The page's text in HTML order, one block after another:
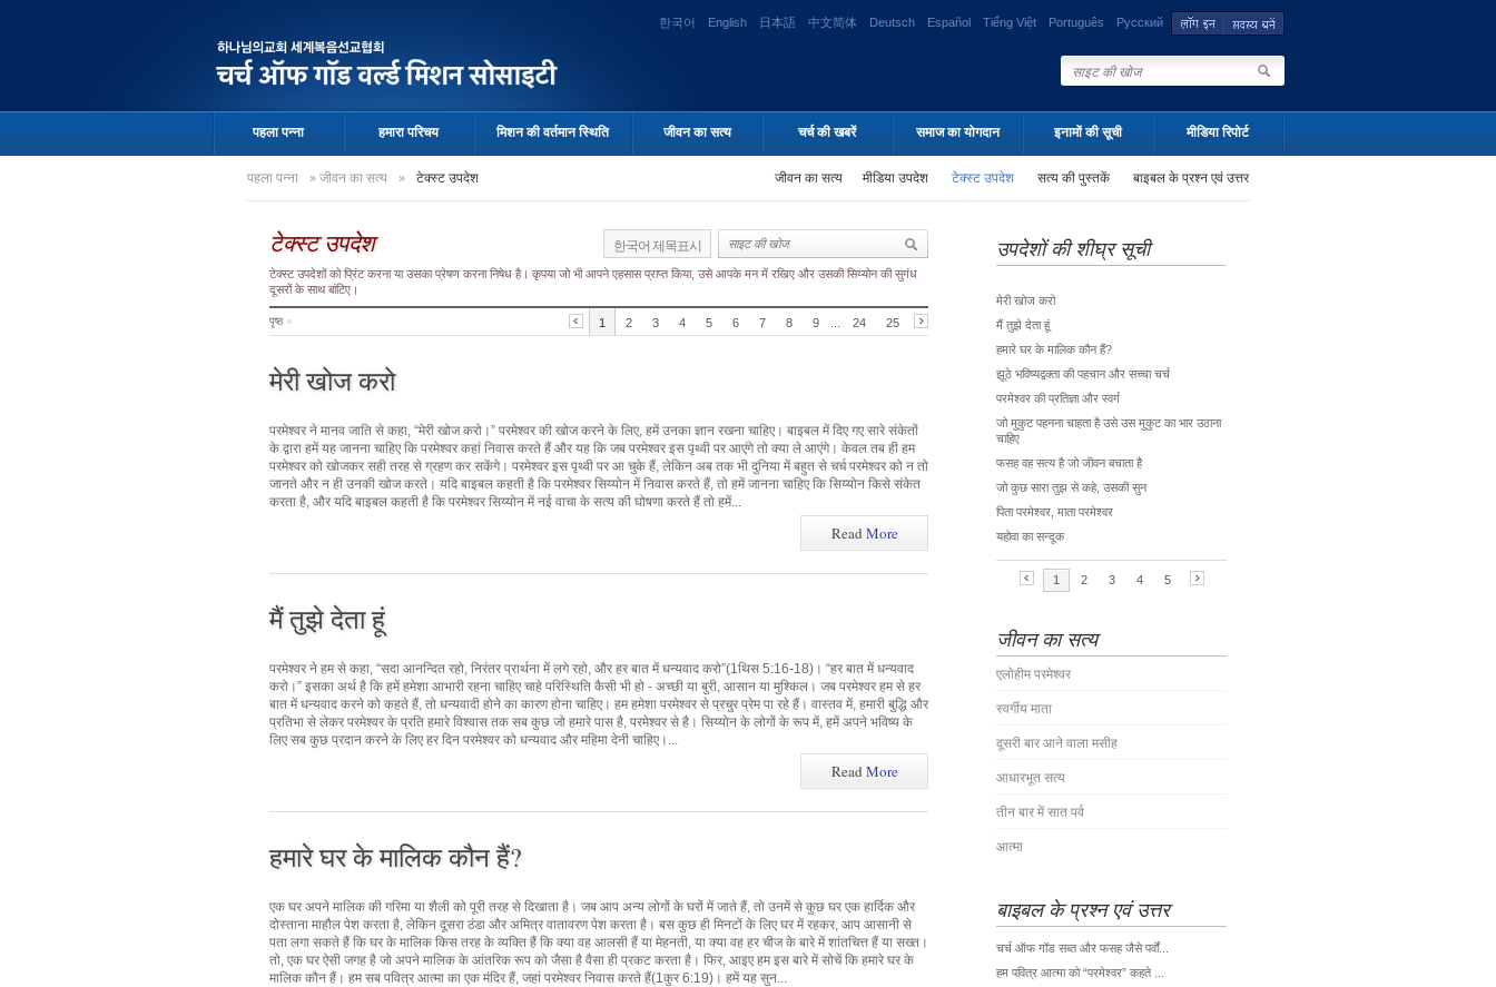
한국어 English 日本語 中文简体 Deutsch Español Tiếng Việt Português Русский
पहला पन्ना हमारा परिचय मिशन की वर्तमान स्थिति जीवन का सत्य चर्च की खबरें समाज का योगदान इनामों की सूची मीडिया रिपोर्ट
पहला पन्ना »जीवन का सत्य » टेक्स्ट उपदेश जीवन का सत्य मीडिया उपदेश टेक्स्ट उपदेश सत्य की पुस्तकें बाइबल के प्रश्न एवं उत्तर
टेक्स्ट उपदेश 한국어 제목표시
टेक्स्ट उपदेशों को प्रिंट करना या उसका प्रेषण करना निषेध है। कृपया जो भी आपने एहसास प्राप्त किया, उसे आपके मन में रखिए और उसकी सिय्योन की सुगंध
दूसरों के साथ बांटिए।
पृष्ठ » 1 2 3 4 5 6 7 8 9 24 25
मेरी खोज करो
परमेश्वर ने मानव जाति से कहा, “मेरी खोज करो।” परमेश्वर की खोज करने के लिए, हमें उनका ज्ञान रखना चाहिए। बाइबल में दिए गए सारे संकेतों
के द्वारा हमें यह जानना चाहिए कि परमेश्वर कहां निवास करते हैं और यह कि जब परमेश्वर इस पृथ्वी पर आएंगे तो क्या ले आएंगे। केवल तब ही हम
परमेश्वर को खोजकर सही तरह से ग्रहण कर सकेंगे। परमेश्वर इस पृथ्वी पर आ चुके हैं, लेकिन अब तक भी दुनिया में बहुत से चर्च परमेश्वर को न तो
जानते और न ही उनकी खोज करते। यदि बाइबल कहती है कि परमेश्वर सिय्योन में निवास करते हैं, तो हमें जानना चाहिए कि सिय्योन किसे संकेत
करता है, और यदि बाइबल कहती है कि परमेश्वर सिय्योन में नई वाचा के सत्य की घोषणा करते हैं तो हमें...
ReadMore
मैं तुझे देता हूं
परमेश्वर ने हम से कहा, “सदा आनन्दित रहो, निरंतर प्रार्थना में लगे रहो, और हर बात में धन्यवाद करो”(1थिस 5:16-18)। “हर बात में धन्यवाद
करो।” इसका अर्थ है कि हमें हमेशा आभारी रहना चाहिए चाहे परिस्थिति कैसी भी हो - अच्छी या बुरी, आसान या मुश्किल। जब परमेश्वर हम से हर
बात में धन्यवाद करने को कहते हैं, तो धन्यवादी होने का कारण होना चाहिए। हम हमेशा परमेश्वर से प्रचुर प्रेम पा रहे हैं। वास्तव में, हमारी बुद्धि और
प्रतिभा से लेकर परमेश्वर के प्रति हमारे विश्वास तक सब कुछ जो हमारे पास है, परमेश्वर से है। सिय्योन के लोगों के रूप में, हमें अपने भविष्य के
लिए सब कुछ प्रदान करने के लिए हर दिन परमेश्वर को धन्यवाद और महिमा देनी चाहिए।...
ReadMore
हमारे घर के मालिक कौन हैं?
एक घर अपने मालिक की गरिमा या शैली को पूरी तरह से दिखाता है। जब आप अन्य लोगों के घरों में जाते हैं, तो उनमें से कुछ घर एक हार्दिक और
दोस्ताना माहौल पेश करता है, लेकिन दूसरा ठंडा और अमित्र वातावरण पेश करता है। बस कुछ ही मिनटों के लिए घर में रहकर, आप आसानी से
पता लगा सकते हैं कि घर के मालिक किस तरह के व्यक्ति हैं कि क्या वह आलसी हैं या मेहनती, या क्या वह हर चीज के बारे में शांतचित्त हैं या सख्त।
तो, एक घर ऐसी जगह है जो अपने मालिक के आंतरिक रूप को जैसा है वैसा ही प्रकट करता है। फिर, आइए हम इस बारे में सोचें कि हमारे घर के
मालिक कौन हैं। हम सब पवित्र आत्मा का एक मंदिर हैं, जहां परमेश्वर निवास करते हैं(1कुर 6:19)। हमें यह सुन...
जीवन का सत्य
एलोहीम परमेश्वर
स्वर्गीय माता
दूसरी बार आने वाला मसीह
आधारभूत सत्य
तीन बार में सात पर्व
आत्मा